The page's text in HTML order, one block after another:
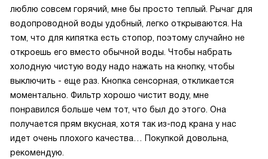
люблю совсем горячий, мне бы просто теплый. Рычаг для
водопроводной воды удобный, легко открываются. На
том, что для кипятка есть стопор, поэтому случайно не
откроешь его вместо обычной воды. Чтобы набрать
холодную чистую воду надо нажать на кнопку, чтобы
выключить - еще раз. Кнопка сенсорная, откликается
моментально. Фильтр хорошо чистит воду, мне
понравился больше чем тот, что был до этого. Она
получается прям вкусная, хотя так из-под крана у нас
идет очень плохого качества… Покупкой довольна,
рекомендую.